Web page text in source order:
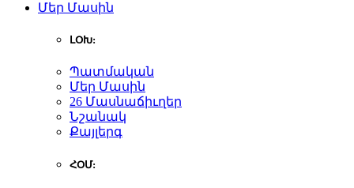
Մեր Մասին
ԼՕԽ:
Պատմական
Մեր Մասին
26 Մասնաճիւղեր
Նշանակ
Քայլերգ
ՀՕՄ: